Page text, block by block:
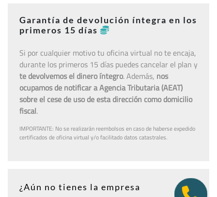
Garantía de devolución íntegra en los
primeros 15 días
Si por cualquier motivo tu oficina virtual no te encaja,
durante los primeros 15 días puedes cancelar el plan y
te devolvemos el dinero íntegro. Además, nos
ocupamos de notificar a Agencia Tributaria (AEAT)
sobre el cese de uso de esta dirección como domicilio
fiscal.
IMPORTANTE: No se realizarán reembolsos en caso de haberse expedido
certificados de oficina virtual y/o facilitado datos catastrales.
¿Aún no tienes la empresa